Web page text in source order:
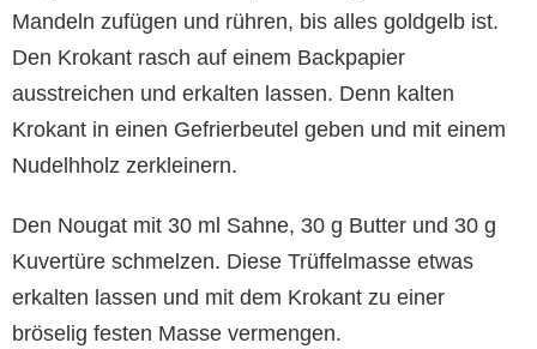
Mandeln zufügen und rühren, bis alles goldgelb ist.
Den Krokant rasch auf einem Backpapier
ausstreichen und erkalten lassen. Denn kalten
Krokant in einen Gefrierbeutel geben und mit einem
Nudelhholz zerkleinern.
Den Nougat mit 30 ml Sahne, 30 g Butter und 30 g
Kuvertüre schmelzen. Diese Trüffelmasse etwas
erkalten lassen und mit dem Krokant zu einer
bröselig festen Masse vermengen.